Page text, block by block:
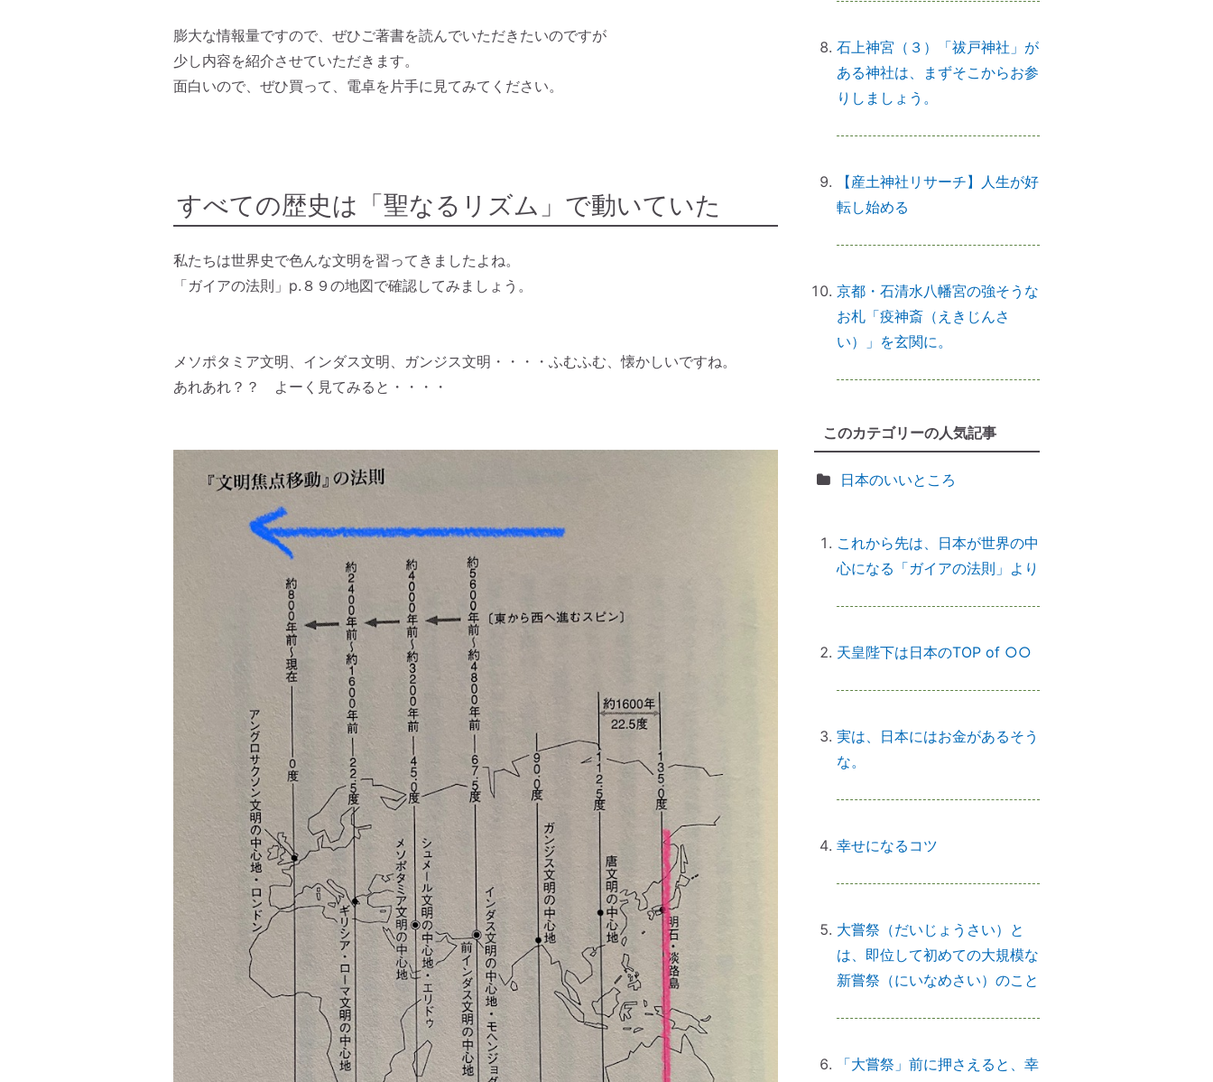
膨大な情報量ですので、ぜひご著書を読んでいただきたいのですが
少し内容を紹介させていただきます。
面白いので、ぜひ買って、電卓を片手に見てみてください。
すべての歴史は「聖なるリズム」で動いていた
私たちは世界史で色んな文明を習ってきましたよね。
「ガイアの法則」p.８９の地図で確認してみましょう。
メソポタミア文明、インダス文明、ガンジス文明・・・・ふむふむ、懐かしいですね。
あれあれ？？ よーく見てみると・・・・
「日本の神社」と「エジプトの神
殿」の共通点
引き寄せ難民のあなたへ｜その前
えなきゃ損！
誰でもできる｜薬の浄化方法
「わかっちゃいるけど止められな
い」反応しちゃうのは、無意識か
らのメッセージ
【心と魂が整う】産土神社に参拝
実はNG！？｜やってはいけない参
を再生してみた
拭く活は「福活」
石上神宮（３）「祓戸神社」が
ある神社は、まずそこからお参
りしましょう。
【産土神社リサーチ】人生が好
転し始める
京都・石清水八幡宮の強そうな
お札「疫神斎（えきじんさ
い）」を玄関に。
このカテゴリーの人気記事
日本のいいところ
これから先は、日本が世界の中
心になる「ガイアの法則」より
天皇陛下は日本のTOP of ○○
実は、日本にはお金があるそう
な。
幸せになるコツ
大嘗祭（だいじょうさい）と
は、即位して初めての大規模な
新嘗祭（にいなめさい）のこと
「大嘗祭」前に押さえると、幸